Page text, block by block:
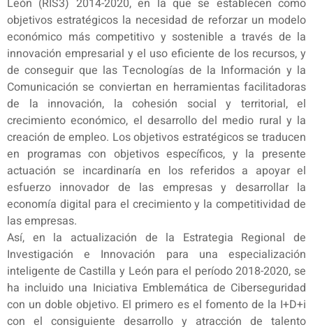
León (RIS3) 2014-2020, en la que se establecen como
objetivos estratégicos la necesidad de reforzar un modelo
económico más competitivo y sostenible a través de la
innovación empresarial y el uso eficiente de los recursos, y
de conseguir que las Tecnologías de la Información y la
Comunicación se conviertan en herramientas facilitadoras
de la innovación, la cohesión social y territorial, el
crecimiento económico, el desarrollo del medio rural y la
creación de empleo. Los objetivos estratégicos se traducen
en programas con objetivos específicos, y la presente
actuación se incardinaría en los referidos a apoyar el
esfuerzo innovador de las empresas y desarrollar la
economía digital para el crecimiento y la competitividad de
las empresas.
Así, en la actualización de la Estrategia Regional de
Investigación e Innovación para una especialización
inteligente de Castilla y León para el período 2018-2020, se
ha incluido una Iniciativa Emblemática de Ciberseguridad
con un doble objetivo. El primero es el fomento de la I+D+i
con el consiguiente desarrollo y atracción de talento